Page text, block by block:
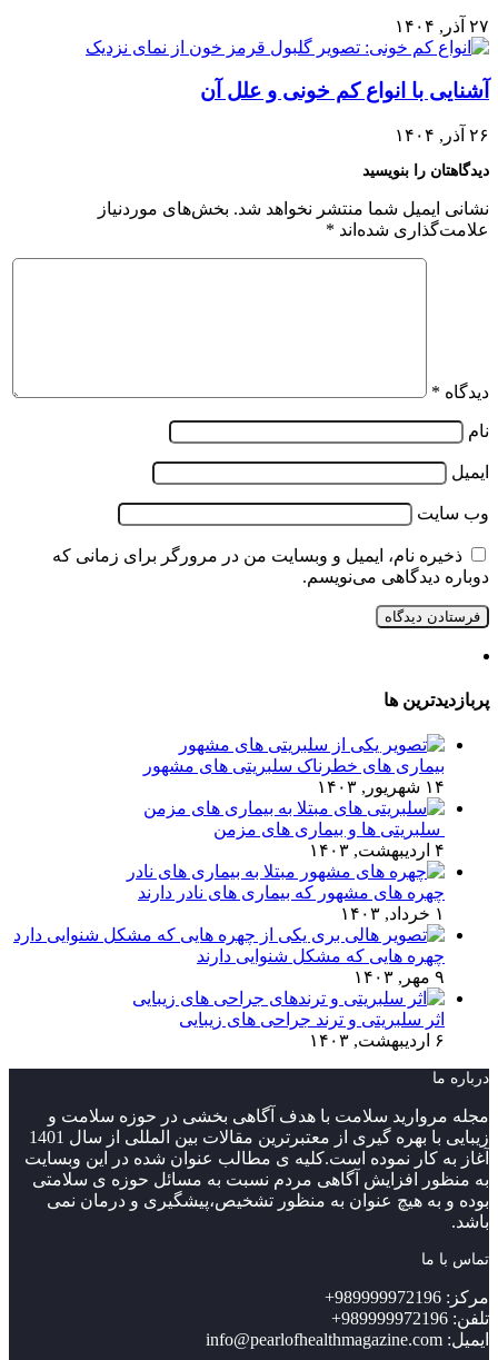
۲۷ آذر, ۱۴۰۴
آشنایی با انواع کم خونی و علل آن
۲۶ آذر, ۱۴۰۴
دیدگاهتان را بنویسید
نشانی ایمیل شما منتشر نخواهد شد. بخش‌های موردنیاز
علامت‌گذاری شده‌اند *
دیدگاه *
نام
ایمیل
وب‌ سایت
ذخیره نام، ایمیل و وبسایت من در مرورگر برای زمانی که
دوباره دیدگاهی می‌نویسم.
پربازدیدترین ها
بیماری های خطرناک سلبریتی های مشهور
۱۴ شهریور, ۱۴۰۳
سلبریتی ها و بیماری های مزمن
۴ اردیبهشت, ۱۴۰۳
چهره های مشهور که بیماری های نادر دارند
۱ خرداد, ۱۴۰۳
چهره هایی که مشکل شنوایی دارند
۹ مهر, ۱۴۰۳
اثر سلبریتی و ترند جراحی های زیبایی
۶ اردیبهشت, ۱۴۰۳
درباره ما
مجله مروارید سلامت با هدف آگاهی بخشی در حوزه سلامت و
زیبایی با بهره گیری از معتبرترین مقالات بین المللی از سال 1401
آغاز به کار نموده است.کلیه ی مطالب عنوان شده در این وبسایت
به منظور افزایش آگاهی مردم نسبت به مسائل حوزه ی سلامتی
بوده و به هیچ عنوان به منظور تشخیص،پیشگیری و درمان نمی
باشد.
تماس با ما
مرکز: 989999972196+
تلفن: 989999972196+
ایمیل: info@pearlofhealthmagazine.com